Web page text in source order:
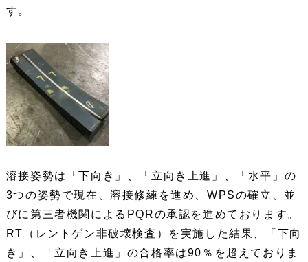
す。
溶接姿勢は「下向き」、「立向き上進」、「水平」の
3つの姿勢で現在、溶接修練を進め、WPSの確立、並
びに第三者機関によるPQRの承認を進めております。
RT（レントゲン非破壊検査）を実施した結果、「下向
き」、「立向き上進」の合格率は90％を超えておりま